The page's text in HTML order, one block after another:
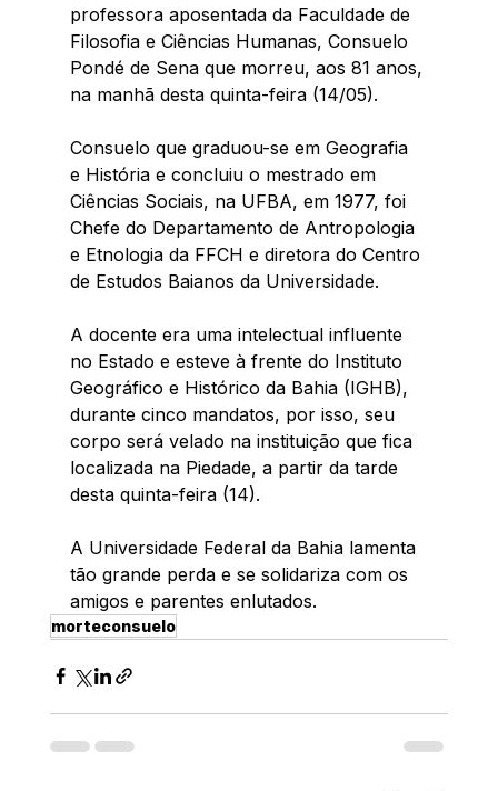
professora aposentada da Faculdade de
Filosofia e Ciências Humanas, Consuelo
Pondé de Sena que morreu, aos 81 anos,
na manhã desta quinta-feira (14/05).
Consuelo que graduou-se em Geografia
e História e concluiu o mestrado em
Ciências Sociais, na UFBA, em 1977, foi
Chefe do Departamento de Antropologia
e Etnologia da FFCH e diretora do Centro
de Estudos Baianos da Universidade.
A docente era uma intelectual influente
no Estado e esteve à frente do Instituto
Geográfico e Histórico da Bahia (IGHB),
durante cinco mandatos, por isso, seu
corpo será velado na instituição que fica
localizada na Piedade, a partir da tarde
desta quinta-feira (14).
A Universidade Federal da Bahia lamenta
tão grande perda e se solidariza com os
amigos e parentes enlutados.
morteconsuelo